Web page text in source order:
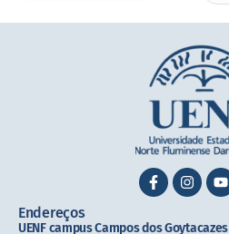
Endereços
UENF campus Campos dos Goytacazes